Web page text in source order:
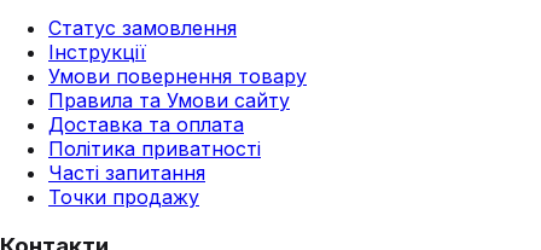
Статус замовлення
Інструкції
Умови повернення товару
Правила та Умови сайту
Доставка та оплата
Політика приватності
Часті запитання
Точки продажу